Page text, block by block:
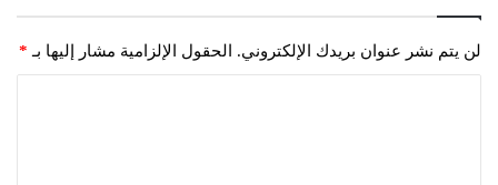
لن يتم نشر عنوان بريدك الإلكتروني. الحقول الإلزامية مشار إليها بـ *